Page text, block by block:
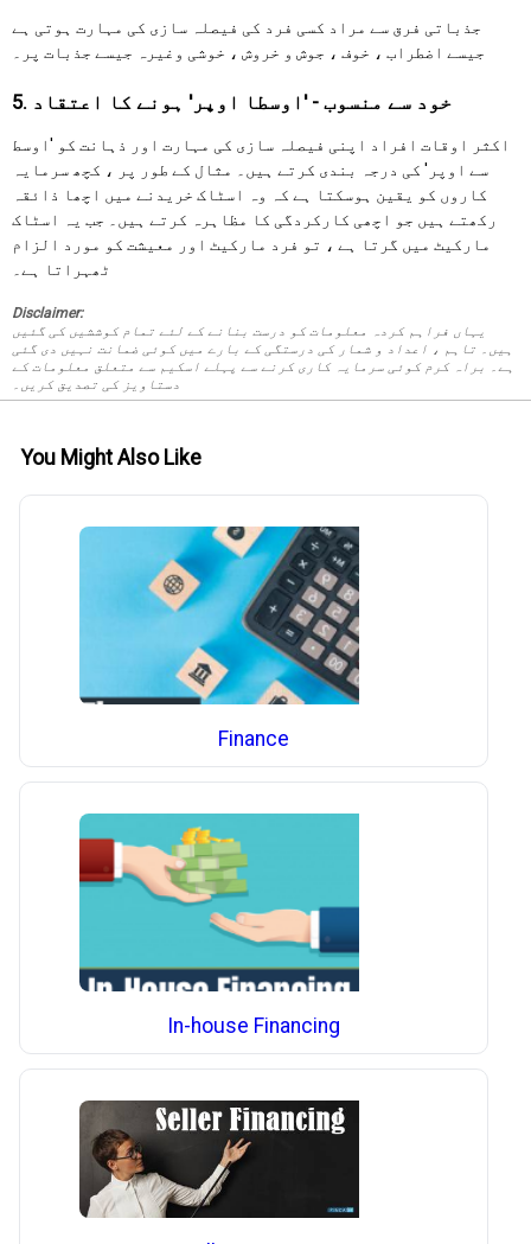
جذباتی فرق سے مراد کسی فرد کی فیصلہ سازی کی مہارت ہوتی ہے
جیسے اضطراب ، خوف ، جوش و خروش ، خوشی وغیرہ جیسے جذبات پر۔
5. خود سے منسوب - 'اوسطا اوپر' ہونے کا اعتقاد
اکثر اوقات افراد اپنی فیصلہ سازی کی مہارت اور ذہانت کو 'اوسط
سے اوپر' کی درجہ بندی کرتے ہیں۔ مثال کے طور پر ، کچھ سرمایہ
کاروں کو یقین ہوسکتا ہے کہ وہ اسٹاک خریدنے میں اچھا ذائقہ
رکھتے ہیں جو اچھی کارکردگی کا مظاہرہ کرتے ہیں۔ جب یہ اسٹاک
مارکیٹ میں گرتا ہے ، تو فرد مارکیٹ اور معیشت کو مورد الزام
ٹھہراتا ہے۔
Disclaimer:
یہاں فراہم کردہ معلومات کو درست بنانے کے لئے تمام کوششیں کی گئیں
ہیں۔ تاہم ، اعداد و شمار کی درستگی کے بارے میں کوئی ضمانت نہیں دی گئی
ہے۔ براہ کرم کوئی سرمایہ کاری کرنے سے پہلے اسکیم سے متعلق معلومات کے
دستاویز کی تصدیق کریں۔
You Might Also Like
Finance
In-house Financing